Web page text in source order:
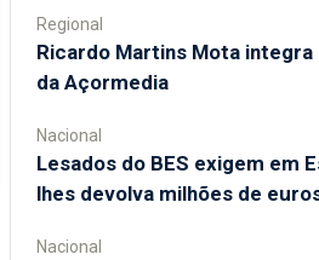
Regional
Ricardo Martins Mota
da Açormedia
Nacional
Lesados do BES exigem em
lhes devolva milhões de
Nacional